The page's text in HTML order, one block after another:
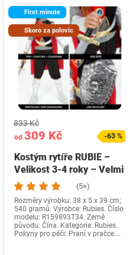
First minute
Skoro za polovic
od 309 Kč
833 Kč
-63 %
Kostým rytíře RUBIE –
Velikost 3-4 roky – Velmi
kompletní…
(5×)
Rozměry výrobku: 38 x 5 x 39 cm;
540 gramů. Výrobce: Rubies. Číslo
modelu: R159893T34. Země
původu: Čína. Kategorie: Rubies.
Pokyny pro péči: Praní v pračce.…